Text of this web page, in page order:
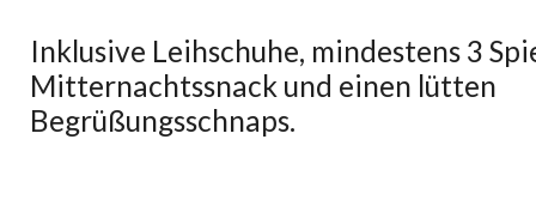
Inklusive Leihschuhe, mindestens 3
Mitternachtssnack und einen lütten
Begrüßungsschnaps.